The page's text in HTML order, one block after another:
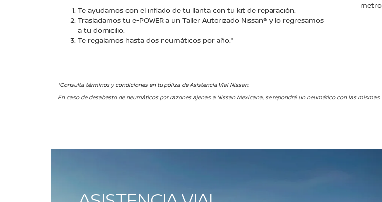
Te ayudamos con el inflado de tu llanta con tu kit de reparación.
Trasladamos tu e-POWER a un Taller Autorizado Nissan® y lo regresamos
a tu domicilio.
Te regalamos hasta dos neumáticos por año.*
*Consulta términos y condiciones en tu póliza de Asistencia VIal Nissan.
En caso de desabasto de neumáticos por razones ajenas a Nissan Mexicana, se repondrá un neumático con las